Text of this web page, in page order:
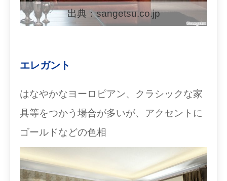
出典：sangetsu.co.jp
エレガント
はなやかなヨーロピアン、クラシックな家
具等をつかう場合が多いが、アクセントに
ゴールドなどの色相